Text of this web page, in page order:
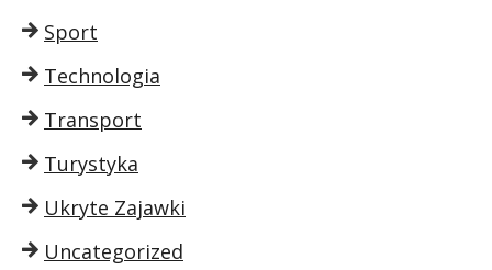
Sport
Technologia
Transport
Turystyka
Ukryte Zajawki
Uncategorized